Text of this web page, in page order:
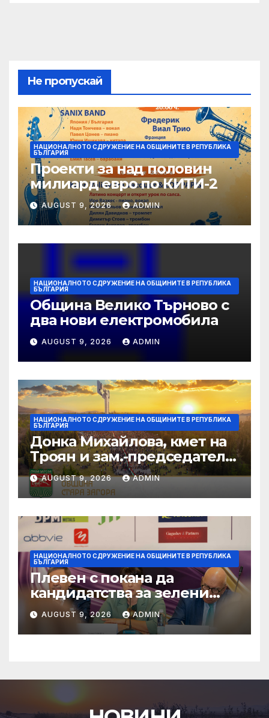
Не пропускай
НАЦИОНАЛНОТО СДРУЖЕНИЕ НА ОБЩИНИТЕ В РЕПУБЛИКА
БЪЛГАРИЯ
Проекти за над половин
милиард евро по КИТИ-2
AUGUST 9, 2026 ADMIN
НАЦИОНАЛНОТО СДРУЖЕНИЕ НА ОБЩИНИТЕ В РЕПУБЛИКА
БЪЛГАРИЯ
Община Велико Търново с
два нови електромобила
AUGUST 9, 2026 ADMIN
НАЦИОНАЛНОТО СДРУЖЕНИЕ НА ОБЩИНИТЕ В РЕПУБЛИКА
БЪЛГАРИЯ
Донка Михайлова, кмет на
Троян и зам.-председател
на НСОРБ: Знаем какво е
произведено, как е
произведено и какво влиза
в детското меню
AUGUST 9, 2026 ADMIN
НАЦИОНАЛНОТО СДРУЖЕНИЕ НА ОБЩИНИТЕ В РЕПУБЛИКА
БЪЛГАРИЯ
Плевен с покана да
кандидатства за зелени
инвестиции в градска
среда
AUGUST 9, 2026 ADMIN